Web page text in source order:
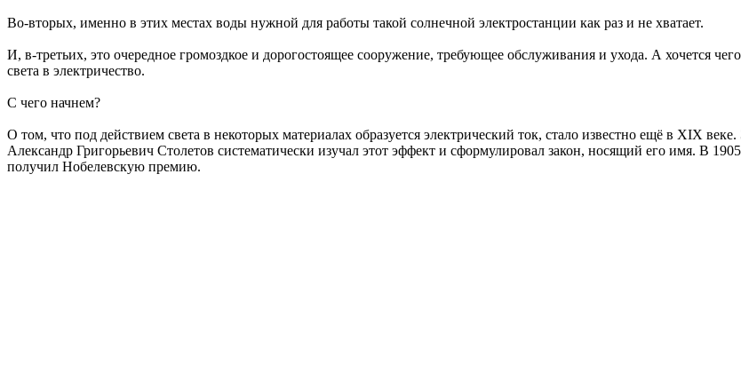
Во-вторых, именно в этих местах воды нужной для работы такой солнечной электростанции как раз и не хватает.
И, в-третьих, это очередное громоздкое и дорогостоящее сооружение, требующее обслуживания и ухода. А хочется
света в электричество.
С чего начнем?
О том, что под действием света в некоторых материалах образуется электрический ток, стало известно ещё в XIX
Александр Григорьевич Столетов систематически изучал этот эффект и сформулировал закон, носящий его имя. В
получил Нобелевскую премию.